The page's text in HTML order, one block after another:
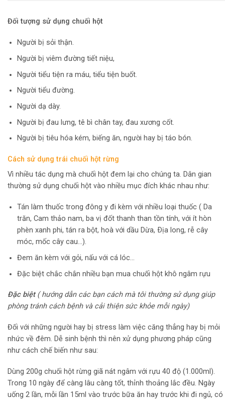
Đối tượng sử dụng chuối hột
Người bị sỏi thận.
Người bị viêm đường tiết niệu,
Người tiểu tiện ra máu, tiểu tiện buốt.
Người tiểu đường.
Người dạ dày.
Người bị đau lưng, tê bì chân tay, đau xương cốt.
Người bị tiêu hóa kém, biếng ăn, người hay bị táo bón.
Cách sử dụng trái chuối hột rừng
Vì nhiều tác dụng mà chuối hột đem lại cho chúng ta. Dân gian
thường sử dụng chuối hột vào nhiều mục đích khác nhau như:
Tán làm thuốc trong đông y đi kèm với nhiều loại thuốc ( Da
trăn, Cam thảo nam, ba vị đốt thanh than tồn tính, với ít hòn
phèn xanh phi, tán ra bột, hoà với dầu Dừa, Ðịa long, rễ cây
móc, mốc cây cau…).
Đem ăn kèm với gỏi, nấu với cá lóc…
Đặc biệt chắc chắn nhiều bạn mua chuối hột khô ngâm rựu
Đặc biệt( hướng dẫn các bạn cách mà tôi thường sử dụng giúp
phòng tránh cách bệnh và cải thiện sức khỏe mỗi ngày)
Đối với những người hay bị stress làm việc căng thẳng hay bị mỏi
nhức về đêm. Dễ sinh bệnh thì nên xử dụng phương pháp cũng
như cách chế biến như sau:
Dùng 200g chuối hột rừng giã nát ngâm với rựu 40 độ (1.000ml).
Trong 10 ngày để càng lâu càng tốt, thỉnh thoảng lắc đều. Ngày
uống 2 lần, mỗi lần 15ml vào trước bữa ăn hay trước khi đi ngủ, có